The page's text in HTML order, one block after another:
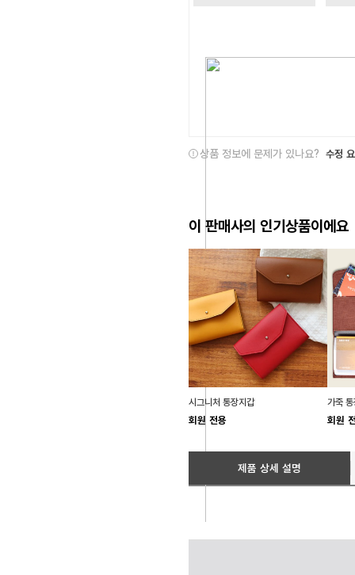
상품 정보에 문제가 있나요? 수정
이 판매사의 인기상품이에요
시그니처 통장지갑
회원 전용
가죽
회원
제품 상세 설명